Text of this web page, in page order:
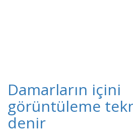
Damarların içini
görüntüleme
denir